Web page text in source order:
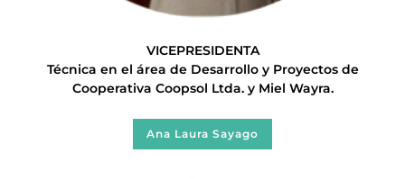
VICEPRESIDENTA
Técnica en el área de Desarrollo y Proyectos de
Cooperativa Coopsol Ltda. y Miel Wayra.
Ana Laura Sayago